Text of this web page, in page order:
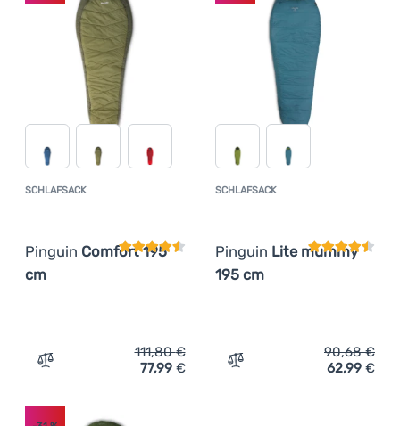
SCHLAFSACK
Pinguin Comfort 195
cm
Kundenbewertung
Zum Vergleich 'Schlafsack Pinguin Comfort 195 cm'
111,80€
77,99 €
SCHLAFSACK
Pinguin Lite mummy
195 cm
Zum Vergleich
90,68€
62,99 €